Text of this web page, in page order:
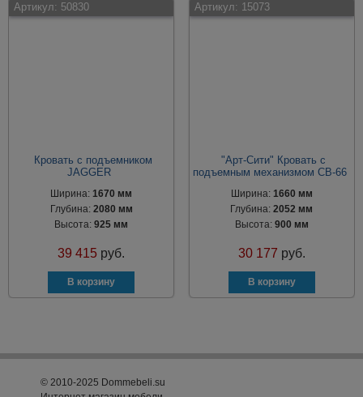
Артикул: 50830
Кровать с подъемником
JAGGER
Ширина:1670 мм
Глубина: 2080 мм
Высота:925 мм
39 415 руб.
Артикул: 15073
"Арт-Сити" Кровать с
подъемным механизмом СВ-66
Ширина: 1660 мм
Глубина:2052 мм
Высота: 900 мм
30 177 руб.
© 2010-2025 Dommebeli.su